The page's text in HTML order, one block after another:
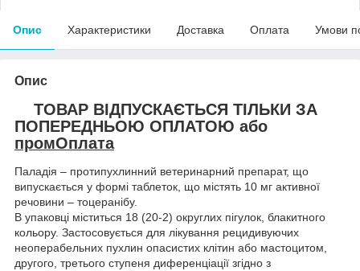
Опис Характеристики Доставка Оплата Умови
Опис
ТОВАР ВІДПУСКАЄТЬСЯ ТІЛЬКИ ЗА
ПОПЕРЕДНЬОЮ ОПЛАТОЮ або
промОплата
Паладія – протипухлинний ветеринарний препарат, що
випускається у формі таблеток, що містять 10 мг активної
речовини – тоцеранібу.
В упаковці міститься 18 (20-2) округлих пігулок, блакитного
кольору. Застосовується для лікування рецидивуючих
неоперабельних пухлин опасистих клітин або мастоцитом,
другого, третього ступеня диференціації згідно з